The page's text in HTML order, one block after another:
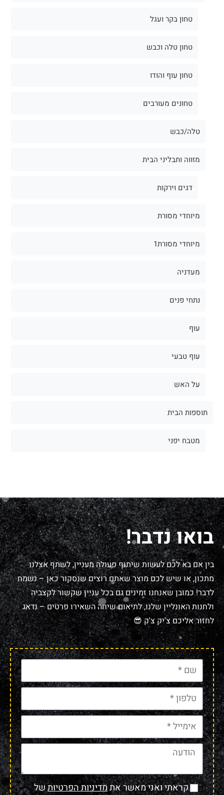
טחון בקר ועגל
טחון טלה וכבש
טחון עוף והודו
טחונים מעורבים
טלה/כבש
מזווה ותבליני הבית
דגים וירקות
מיוחדי מסורת
מיוחדי מסורת1
מעדניה
נתחי פנים
עוף
עוף טבעי
על האש
תוספות הבית
מטבח יפני
בואו נדבר!
בין אם בא לכם לעשות שיתוף פעולה מעניין, לשתף אצלנו
מתכון, או שיש לכם מוצר שאתם רוצים שנסקור כאן – נשמח
לדבר! כמובן שאנחנו זמינים גם בכל עניין שקשור לקצביה
ולחנות האונליין שלנו, לתיאום שיחה השאירו פרטים – נדאג
לחזור אליכם צ'יק צ'ק 😎
קראתי ואני מאשר אתמדיניות הפרטיותשל